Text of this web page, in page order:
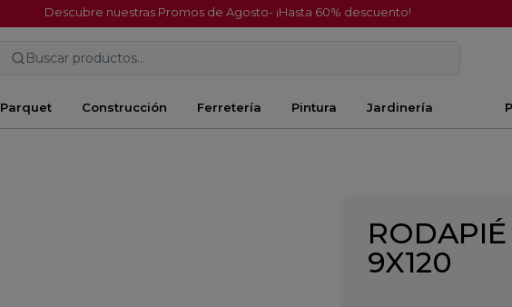
Descubre nuestras Promos de Agosto- ¡Hasta 60% descuento!
Buscar productos...
Parquet Construcción Ferretería Pintura Jardinería
9X120